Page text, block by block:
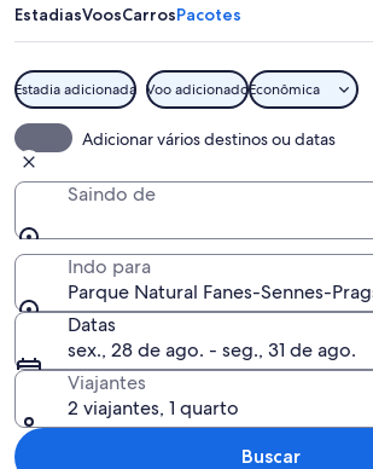
Sennes-
EstadiasVoosCarrosPacotes
Estadia adicionada Voo adicionadoEconômica
Adicionar vários destinos ou datas
Saindo de
Indo para
Parque Natural Fanes-Sennes-
Datas
sex., 28 de ago. - seg., 31 de ago.
Viajantes
2 viajantes, 1 quarto
Buscar